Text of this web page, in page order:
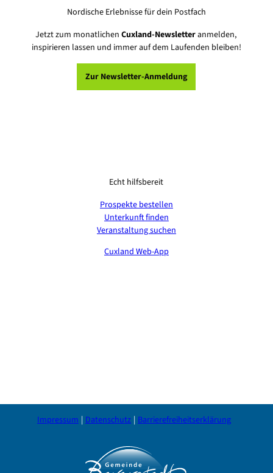
Nordische Erlebnisse für dein Postfach
Jetzt zum monatlichenCuxland-Newsletteranmelden,
inspirieren lassen und immer auf dem Laufenden bleiben!
Zur Newsletter-Anmeldung
Echt hilfsbereit
Prospekte bestellen
Unterkunft finden
Veranstaltung suchen
Cuxland Web-App
Impressum Datenschutz Barrierefreiheitserklärung